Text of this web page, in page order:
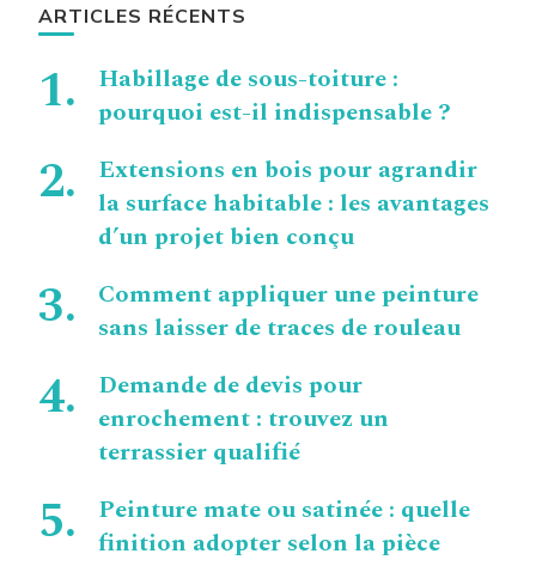
ARTICLES RÉCENTS
Habillage de sous-toiture :
pourquoi est-il indispensable ?
Extensions en bois pour agrandir
la surface habitable : les avantages
d’un projet bien conçu
Comment appliquer une peinture
sans laisser de traces de rouleau
Demande de devis pour
enrochement : trouvez un
terrassier qualifié
Peinture mate ou satinée : quelle
finition adopter selon la pièce